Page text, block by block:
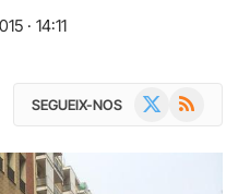
· 14:11
SEGUEIX-NOS RSS